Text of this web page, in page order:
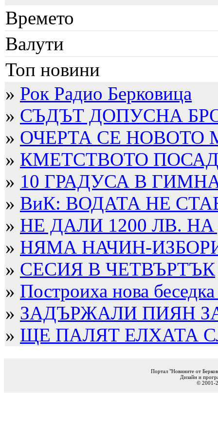
Времето
Валути
Топ новини
» Рок Радио Берковица
» СЪДЪТ ДОПУСНА
» ОЧЕРТА СЕ НОВОТО
» КМЕТСТВОТО
» 10 ГРАДУСА В
» ВиК: ВОДАТА НЕ
» НЕ ДАЛИ 1200 ЛВ.
» НЯМА НАЧИН-
» СЕСИЯ В ЧЕТВЪРТЪК
» Построиха нова
» ЗАДЪРЖАЛИ ПИЯН
» ЩЕ ПАЛЯТ ЕЛХАТА
Портал "Новините от
Дизайн и
© 2001-